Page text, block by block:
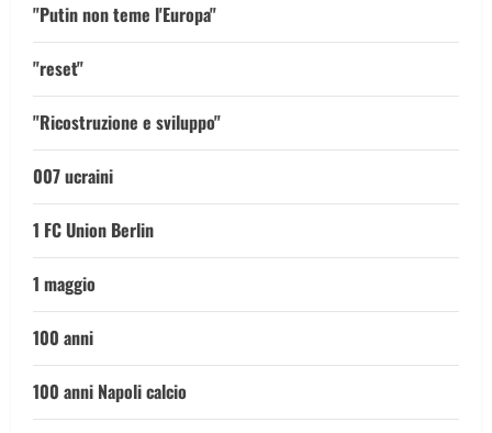
"Putin non teme l'Europa"
"reset"
"Ricostruzione e sviluppo"
007 ucraini
1 FC Union Berlin
1 maggio
100 anni
100 anni Napoli calcio